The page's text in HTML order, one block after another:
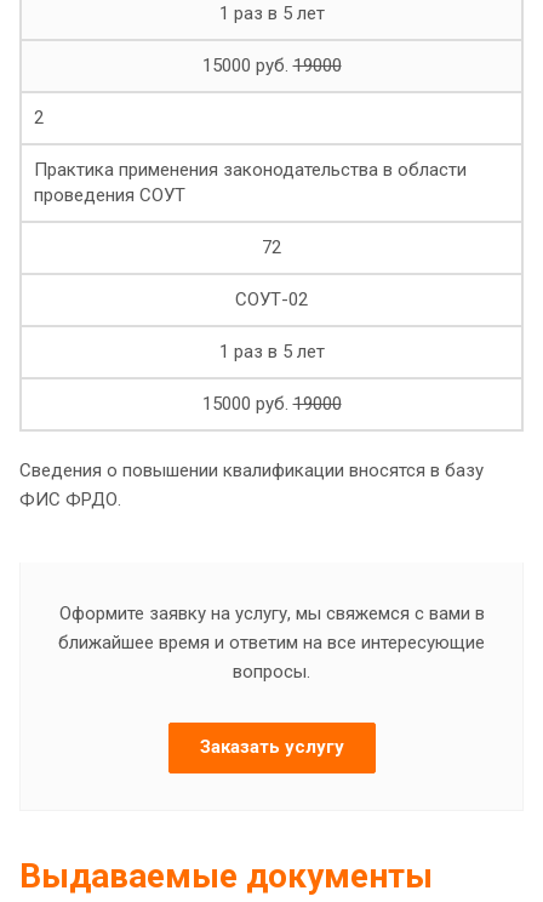
1 раз в 5 лет
15000 руб.19000
2
Практика применения законодательства в области
проведения СОУТ
72
СОУТ-02
1 раз в 5 лет
15000 руб.19000
Сведения о повышении квалификации вносятся в базу
ФИС ФРДО.
Оформите заявку на услугу, мы свяжемся с вами в
ближайшее время и ответим на все интересующие
вопросы.
Заказать услугу
Выдаваемые документы